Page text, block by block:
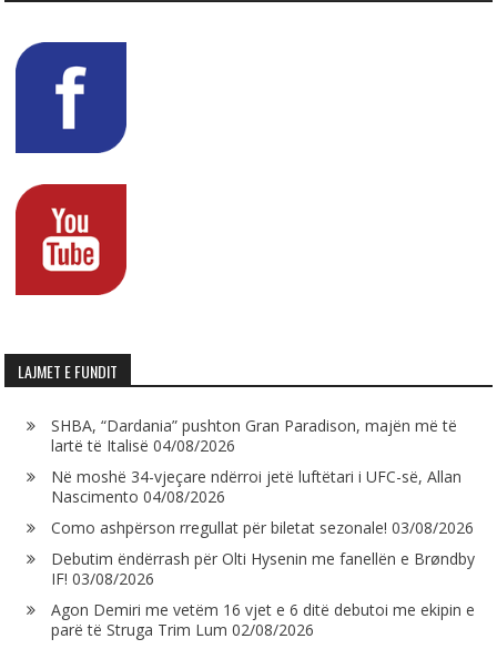
LAJMET E FUNDIT
SHBA, “Dardania” pushton Gran Paradison, majën më të
lartë të Italisë 04/08/2026
Në moshë 34-vjeçare ndërroi jetë luftëtari i UFC-së, Allan
Nascimento 04/08/2026
Como ashpërson rregullat për biletat sezonale! 03/08/2026
Debutim ëndërrash për Olti Hysenin me fanellën e Brøndby
IF! 03/08/2026
Agon Demiri me vetëm 16 vjet e 6 ditë debutoi me ekipin e
parë të Struga Trim Lum 02/08/2026